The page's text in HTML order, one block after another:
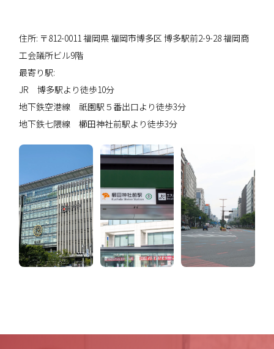
住所: 〒812-0011 福岡県 福岡市博多区 博多駅前2-9-28 福岡商
工会議所ビル9階
最寄り駅:
JR 博多駅より徒歩10分
地下鉄空港線 祇園駅５番出口より徒歩3分
地下鉄七隈線 櫛田神社前駅より徒歩3分